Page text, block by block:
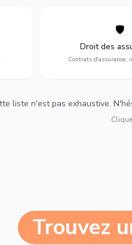
de
🛡️
Droit des
Contrats d'assurance,
Défense de vos
d'assurance, sinistres
liste n'est pas exhaustive.
Trouvez